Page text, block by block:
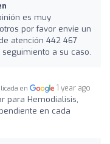
es muy
por favor envíe un
atención 442 467
a su caso.
en 1 year ago
para Hemodialisis,
en cada